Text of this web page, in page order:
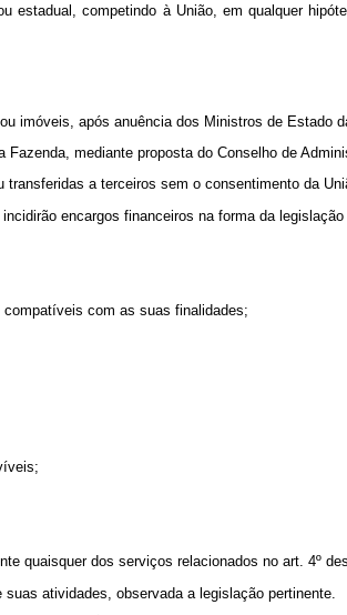
estadual, competindo à União, em qualquer
imóveis, após anuência dos Ministros de Estado
mediante proposta do Conselho de
a terceiros sem o consentimento da
encargos financeiros na forma da
com as suas finalidades;
quaisquer dos serviços relacionados no art. 4º
atividades, observada a legislação pertinente.